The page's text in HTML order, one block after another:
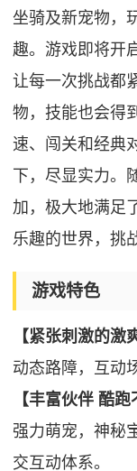
坐骑及新宠物，
趣。游戏即将开
让每一次挑战都
物，技能也会得
速、闯关和经典
下，尽显实力。
加，极大地满足
乐趣的世界，挑
游戏特色
【紧张刺激的激
动态路障，互动
【丰富伙伴 酷跑
强力萌宠，神秘
交互动体系。